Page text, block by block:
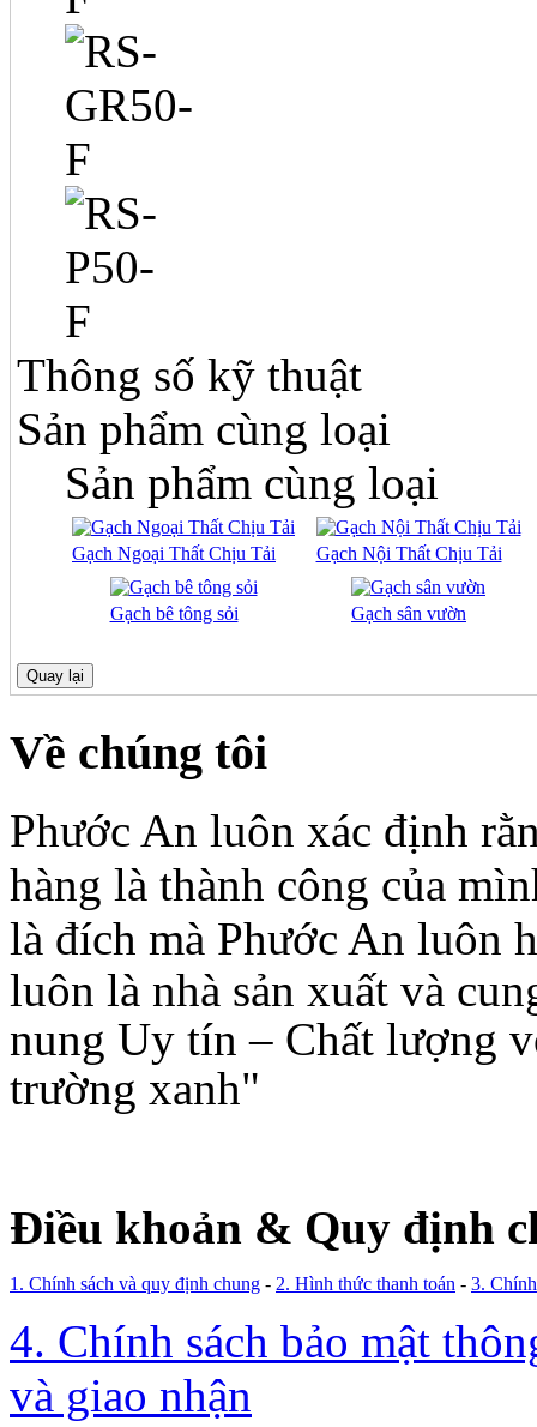
Thông số kỹ thuật
Sản phẩm cùng loại
Sản phẩm cùng loại
Gạch Ngoại Thất Chịu Tải Gạch Nội Thất Chịu Tải
Gạch bê tông sỏi Gạch sân vườn
Về chúng tôi
Phước An luôn xác định
hàng là thành công của
là đích mà Phước An luôn
luôn là nhà sản xuất và
nung Uy tín – Chất lượng
trường xanh"
Điều khoản & Quy định
1. Chính sách và quy định chung - 2. Hình thức thanh toán - 3.
4. Chính sách bảo mật
và giao nhận